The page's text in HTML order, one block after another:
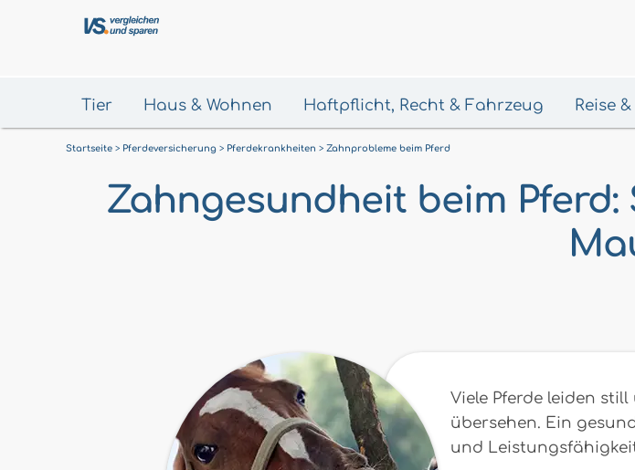
Tier Haus & Wohnen Haftpflicht, Recht & Fahrzeug Reise
Startseite Pferdeversicherung Pferdekrankheiten Zahnprobleme beim Pferd
Zahngesundheit beim
Viele Pferde leiden
übersehen. Ein
und